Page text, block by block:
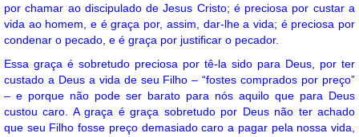
por chamar ao discipulado de Jesus Cristo; é preciosa por custar a
vida ao homem, e é graça por, assim, dar-lhe a vida; é preciosa por
condenar o pecado, e é graça por justificar o pecador.
Essa graça é sobretudo preciosa por tê-la sido para Deus, por ter
custado a Deus a vida de seu Filho – “fostes comprados por preço”
– e porque não pode ser barato para nós aquilo que para Deus
custou caro. A graça é graça sobretudo por Deus não ter achado
que seu Filho fosse preço demasiado caro a pagar pela nossa vida,